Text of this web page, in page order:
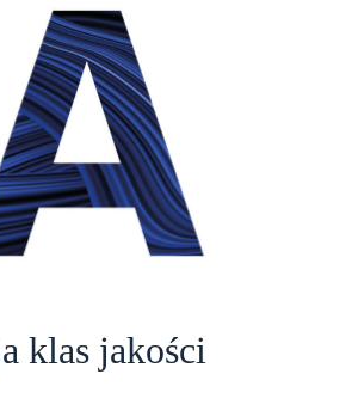
klas jakości